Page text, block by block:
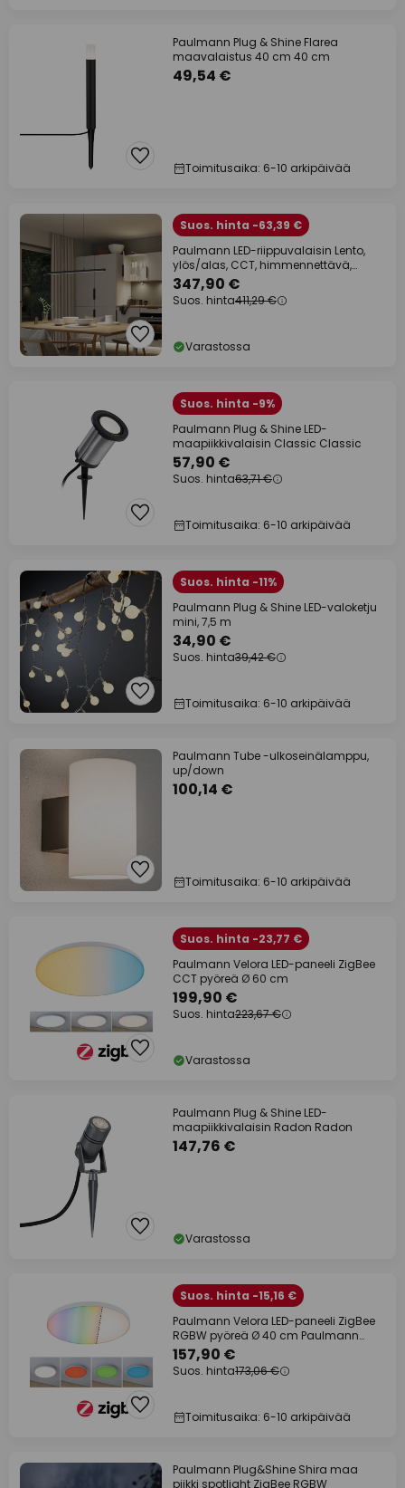
Paulmann Plug & Shine Flarea
maavalaistus 40 cm 40 cm
49,54 €
Toimitusaika: 6-10 arkipäivää
Suos. hinta -63,39 €
Paulmann LED-riippuvalaisin Lento,
ylös/alas, CCT, himmennettävä,
musta
347,90 €
Suos. hinta411,29 €
Varastossa
Suos. hinta -9%
Paulmann Plug & Shine LED-
maapiikkivalaisin Classic Classic
57,90 €
Suos. hinta63,71 €
Toimitusaika: 6-10 arkipäivää
Suos. hinta -11%
Paulmann Plug & Shine LED-valoketju
mini, 7,5 m
34,90 €
Suos. hinta39,42 €
Toimitusaika: 6-10 arkipäivää
Paulmann Tube -ulkoseinälamppu,
up/down
100,14 €
Toimitusaika: 6-10 arkipäivää
Suos. hinta -23,77 €
Paulmann Velora LED-paneeli ZigBee
CCT pyöreä Ø 60 cm
199,90 €
Suos. hinta223,67 €
Varastossa
Paulmann Plug & Shine LED-
maapiikkivalaisin Radon Radon
147,76 €
Varastossa
Suos. hinta -15,16 €
Paulmann Velora LED-paneeli ZigBee
RGBW pyöreä Ø 40 cm Paulmann
Velora
157,90 €
Suos. hinta173,06 €
Toimitusaika: 6-10 arkipäivää
Paulmann Plug&Shine Shira maa
piikki spotlight ZigBee RGBW